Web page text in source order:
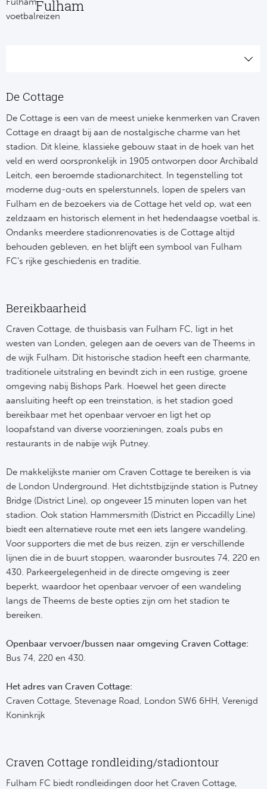
Fulham
De Cottage
De Cottage is een van de meest unieke kenmerken van Craven
Cottage en draagt bij aan de nostalgische charme van het
stadion. Dit kleine, klassieke gebouw staat in de hoek van het
veld en werd oorspronkelijk in 1905 ontworpen door Archibald
Leitch, een beroemde stadionarchitect. In tegenstelling tot
moderne dug-outs en spelerstunnels, lopen de spelers van
Fulham en de bezoekers via de Cottage het veld op, wat een
zeldzaam en historisch element in het hedendaagse voetbal is.
Ondanks meerdere stadionrenovaties is de Cottage altijd
behouden gebleven, en het blijft een symbool van Fulham
FC’s rijke geschiedenis en traditie.
Bereikbaarheid
Craven Cottage, de thuisbasis van Fulham FC, ligt in het
westen van Londen, gelegen aan de oevers van de Theems in
de wijk Fulham. Dit historische stadion heeft een charmante,
traditionele uitstraling en bevindt zich in een rustige, groene
omgeving nabij Bishops Park. Hoewel het geen directe
aansluiting heeft op een treinstation, is het stadion goed
bereikbaar met het openbaar vervoer en ligt het op
loopafstand van diverse voorzieningen, zoals pubs en
restaurants in de nabije wijk Putney.
De makkelijkste manier om Craven Cottage te bereiken is via
de London Underground. Het dichtstbijzijnde station is Putney
Bridge (District Line), op ongeveer 15 minuten lopen van het
stadion. Ook station Hammersmith (District en Piccadilly Line)
biedt een alternatieve route met een iets langere wandeling.
Voor supporters die met de bus reizen, zijn er verschillende
lijnen die in de buurt stoppen, waaronder busroutes 74, 220 en
430. Parkeergelegenheid in de directe omgeving is zeer
beperkt, waardoor het openbaar vervoer of een wandeling
langs de Theems de beste opties zijn om het stadion te
bereiken.
Openbaar vervoer/bussen naar omgeving Craven Cottage:
Bus 74, 220 en 430.
Het adres van Craven Cottage:
Craven Cottage, Stevenage Road, London SW6 6HH, Verenigd
Koninkrijk
Craven Cottage rondleiding/stadiontour
Fulham FC biedt rondleidingen door het Craven Cottage,